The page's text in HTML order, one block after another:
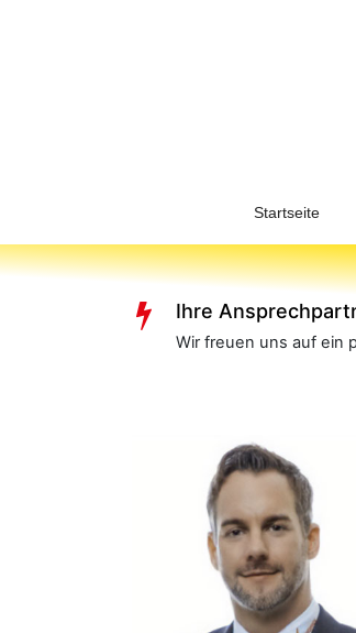
Startseite
Ihre
Wir freuen uns auf ein